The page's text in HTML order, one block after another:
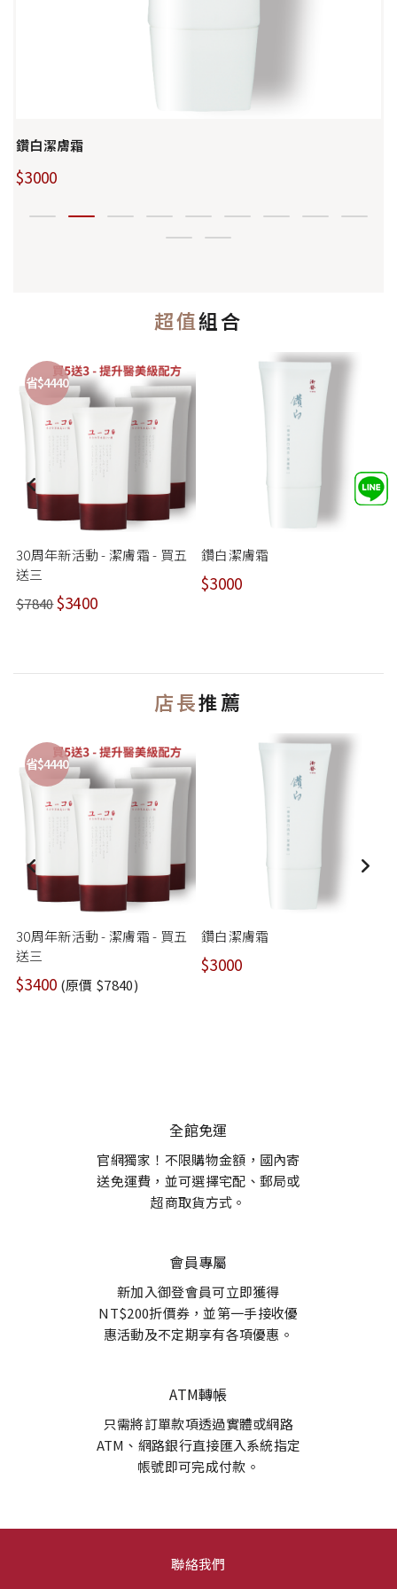
鑽白潔膚霜
$3000
超值組合
省$4440
30周年新活動 - 潔膚霜 - 買五
送三
$7840$3400
鑽白潔膚霜
$3000
店長推薦
省$4440
30周年新活動 - 潔膚霜 - 買五
送三
$3400 (原價 $7840)
鑽白潔膚霜
$3000
全館免運
官網獨家！不限購物金額，國內寄
送免運費，並可選擇宅配、郵局或
超商取貨方式。
會員專屬
新加入御登會員可立即獲得
NT$200折價券，並第一手接收優
惠活動及不定期享有各項優惠。
ATM轉帳
只需將訂單款項透過實體或網路
ATM、網路銀行直接匯入系統指定
帳號即可完成付款。
聯絡我們